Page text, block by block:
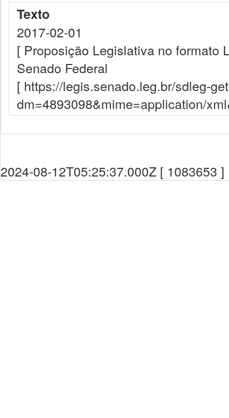
Texto
2017-02-01
[ Proposição Legislativa no formato
Senado Federal
[ https://legis.senado.leg.br/sdleg-
dm=4893098&mime=application/
2024-08-12T05:25:37.000Z [ 1083653 ]